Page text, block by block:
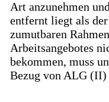
Art anzunehmen
entfernt liegt als
zumutbaren
Arbeitsangebotes
bekommen, muss
Bezug von ALG (II)